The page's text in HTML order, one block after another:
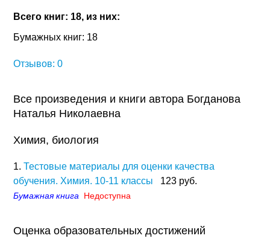
Всего книг: 18, из них:
Бумажных книг: 18
Отзывов: 0
Все произведения и книги автора Богданова
Наталья Николаевна
Химия, биология
1. Тестовые материалы для оценки качества
обучения. Химия. 10-11 классы
123 руб.
Бумажная книга Недоступна
Оценка образовательных достижений